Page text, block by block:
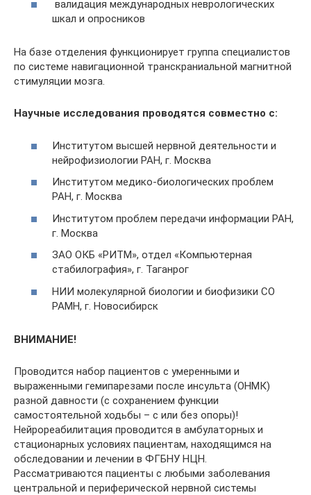
валидация международных неврологических
шкал и опросников
На базе отделения функционирует группа специалистов
по системе навигационной транскраниальной магнитной
стимуляции мозга.
Научные исследования проводятся совместно с:
Институтом высшей нервной деятельности и
нейрофизиологии РАН, г. Москва
Институтом медико-биологических проблем
РАН, г. Москва
Институтом проблем передачи информации РАН,
г. Москва
ЗАО ОКБ «РИТМ», отдел «Компьютерная
стабилография», г. Таганрог
НИИ молекулярной биологии и биофизики СО
РАМН, г. Новосибирск
ВНИМАНИЕ!
Проводится набор пациентов с умеренными и
выраженными гемипарезами после инсульта (ОНМК)
разной давности (с сохранением функции
самостоятельной ходьбы – с или без опоры)!
Нейрореабилитация проводится в амбулаторных и
стационарных условиях пациентам, находящимся на
обследовании и лечении в ФГБНУ НЦН.
Рассматриваются пациенты с любыми заболевания
центральной и периферической нервной системы